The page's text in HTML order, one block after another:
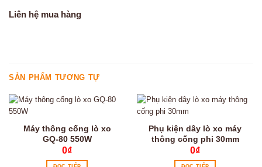
Liên hệ mua hàng
SẢN PHẨM TƯƠNG TỰ
Máy thông cống lò xo
GQ-80 550W
0₫
Phụ kiện dây lò xo máy
thông cống phi 30mm
0₫